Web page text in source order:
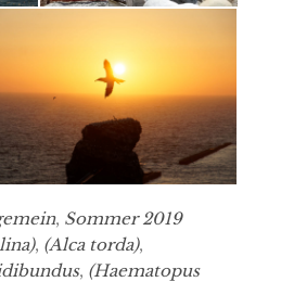
, Sommer 2019
, (Alca torda),
, (Haematopus